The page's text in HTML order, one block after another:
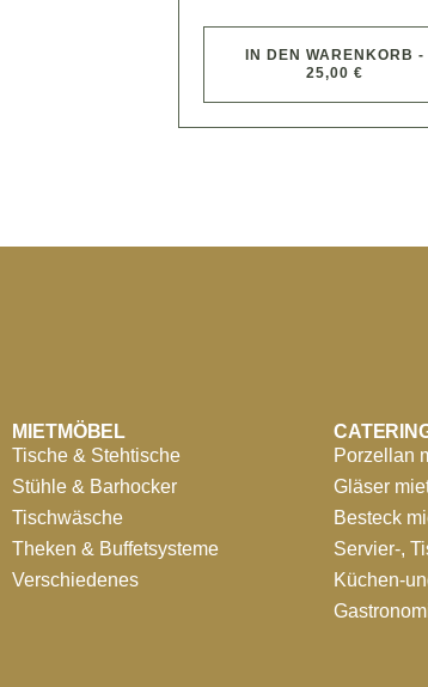
IN DEN WARENKORB -
25,00 €
MIETMÖBEL
Tische & Stehtische
Stühle & Barhocker
Tischwäsche
Theken & Buffetsysteme
Verschiedenes
Porzellan
Gläser
Besteck
Servier-,
Küchen-